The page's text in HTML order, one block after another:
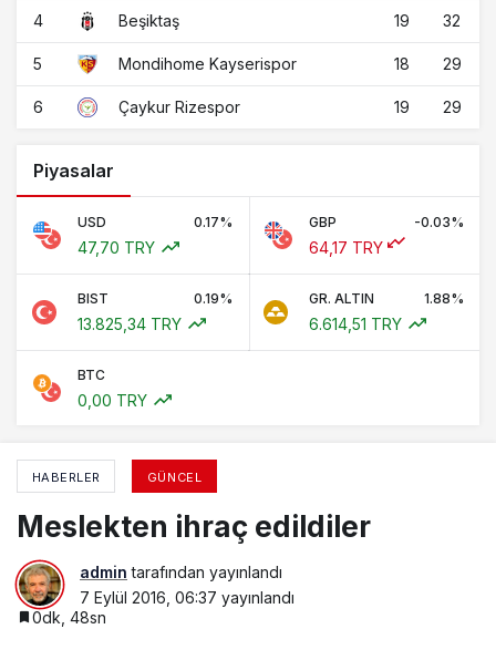
4 Beşiktaş 19 32
5 Mondihome Kayserispor 18 29
6 Çaykur Rizespor 19 29
Piyasalar
USD 0.17%
47,70 TRY
GBP -0.03%
64,17 TRY
BIST 0.19%
13.825,34 TRY
GR. ALTIN 1.88%
6.614,51 TRY
BTC
0,00 TRY
HABERLER GÜNCEL
Meslekten ihraç edildiler
admin tarafından yayınlandı
7 Eylül 2016, 06:37 yayınlandı
0dk, 48sn